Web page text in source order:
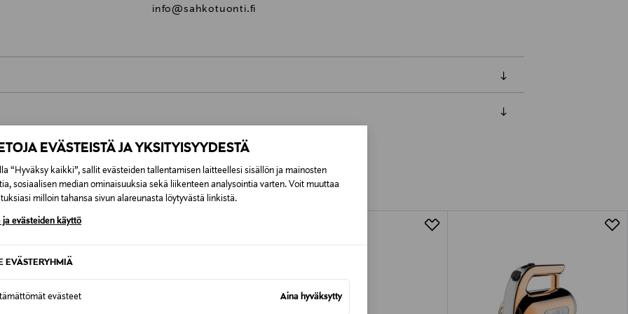
EVÄSTEISTÄ JA YKSITYISYYDESTÄ
“Hyväksy kaikki”, sallit evästeiden tallentamisen laitteellesi sisällön ja mainosten
sosiaalisen median ominaisuuksia sekä liikenteen analysointia varten. Voit muuttaa
milloin tahansa sivun alareunasta löytyvästä linkistä.
ja evästeiden käyttö
EVÄSTERYHMIÄ
evästeet Aina hyväksytty
info@sahkotuonti.fi
0,00 € – 4,90 €
7,90 €–50,00 € kuljetusyhtiöstä ja tuotteen koosta riippuen
Alk. 6,90 €, kun toimitus on saatavilla valittuun osoitteeseen.
ilmoittaa palautuksesta etukäteen.
NÄISTÄ